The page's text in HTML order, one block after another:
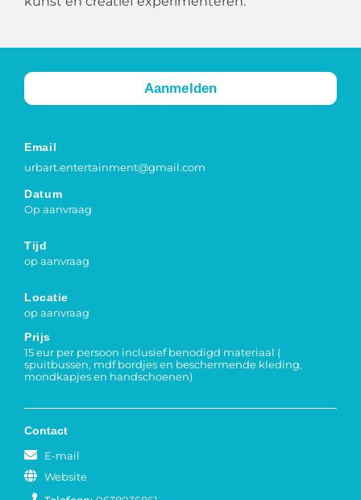
Aanmelden
Email
urbart.entertainment@gmail.com
Datum
Op aanvraag
Tijd
op aanvraag
Locatie
op aanvraag
Prijs
15 eur per persoon inclusief benodigd materiaal (
spuitbussen, mdf bordjes en beschermende kleding,
mondkapjes en handschoenen)
Contact
E-mail
Website